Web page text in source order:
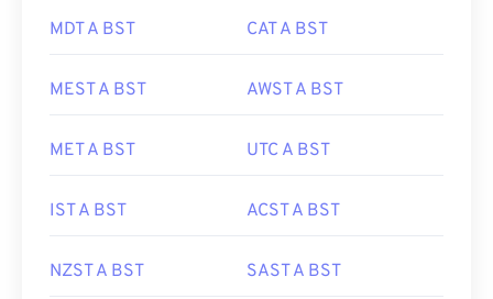
MDT A BST CAT A BST
MEST A BST AWST A BST
MET A BST UTC A BST
IST A BST ACST A BST
NZST A BST SAST A BST